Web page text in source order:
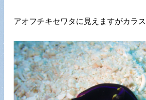
アオフチキセワタに見えますがカラ